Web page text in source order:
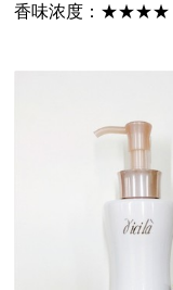
香味浓度 ： ★★★★